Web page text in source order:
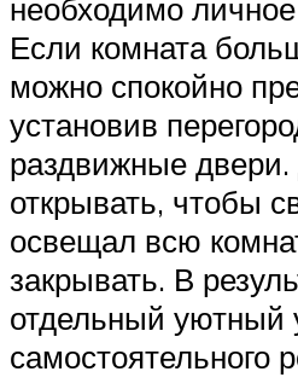
необходимо
Если комната
можно спокойно
установив
раздвижные
открывать, чтобы
освещал всю
закрывать. В
отдельный уютный
самостоятельного